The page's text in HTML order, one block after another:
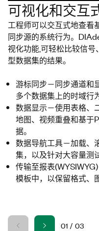
可视化和交互
工程师可以交互式地查看
同步源的系统行为。
视化功能,可轻松比较信
型数据集的结果。
游标同步－同步通道和
多个数据集上的时域行
数据显示－使用表格、
地图、视频重叠和基于
据。
数据导航工具－加载、
集，以及针对大容量测
传输至报表
模板中，以保留格式、
01 / 03